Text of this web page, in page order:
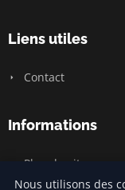
Liens utiles
Contact
Informations
Plan du site
Nous utilisons des